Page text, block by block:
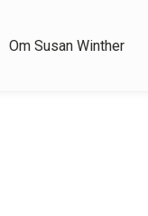
Om Susan Winther